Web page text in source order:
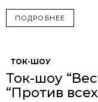
ПОДРОБНЕЕ
ТОК-ШОУ
Ток-шоу
“Против